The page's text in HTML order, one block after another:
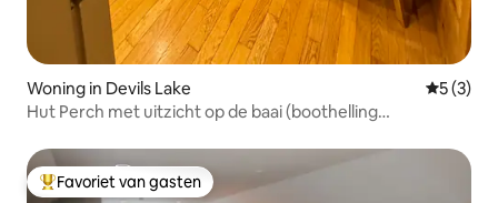
Woning in Devils Lake
5 (3)
Hut Perch met uitzicht op de baai (boothelling
Topfavoriet van gasten
Favoriet van gasten